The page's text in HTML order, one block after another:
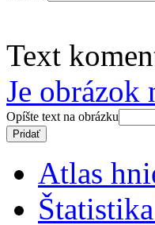
Text
Je obrázok
Opíšte text na obrázku
Atlas